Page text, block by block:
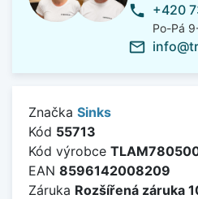
phone +420
Po-Pá
mail_outline
Značka Sinks
Kód 55713
Kód výrobce
EAN 8596142008209
Záruka Rozšířená záruka